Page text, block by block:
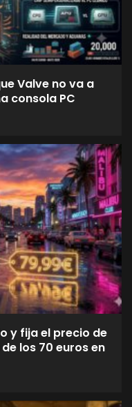
Valve no va a
consola PC
y fija el precio de
los 70 euros en